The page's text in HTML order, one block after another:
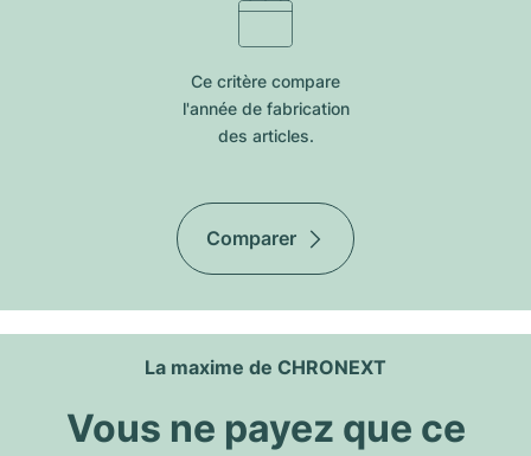
Ce critère compare
l'année de fabrication
des articles.
Comparer
La maxime de CHRONEXT
Vous ne payez que ce